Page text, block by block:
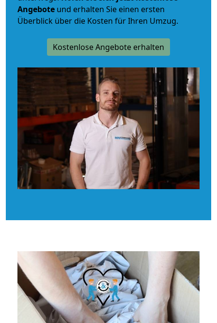
Angebote und erhalten Sie einen ersten
Überblick über die Kosten für Ihren Umzug.
Kostenlose Angebote erhalten